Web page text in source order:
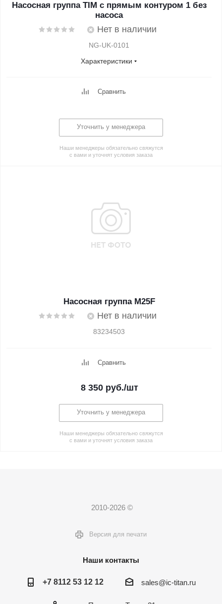
Насосная группа TIM с прямым контуром 1 без
насоса
Нет в наличии
NG-UK-0101
Характеристики
Сравнить
Уточнить у менеджера
Наши менеджеры обязательно свяжутся
с вами и уточнят условия заказа
Насосная группа M25F
Нет в наличии
83234503
Сравнить
8 350руб./шт
Уточнить у менеджера
Наши менеджеры обязательно свяжутся
с вами и уточнят условия заказа
2010-2026 ©
Версия для печати
Наши контакты
+7 8112 53 12 12 sales@ic-titan.ru